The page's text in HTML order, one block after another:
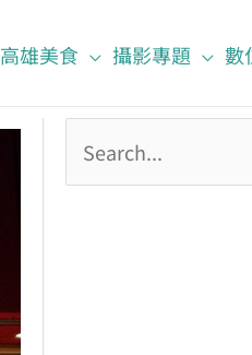
高雄美食 攝影專題 數